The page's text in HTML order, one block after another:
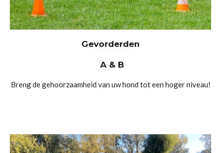
Gevorderden
A & B
Breng de gehoorzaamheid van uw hond tot een hoger niveau!